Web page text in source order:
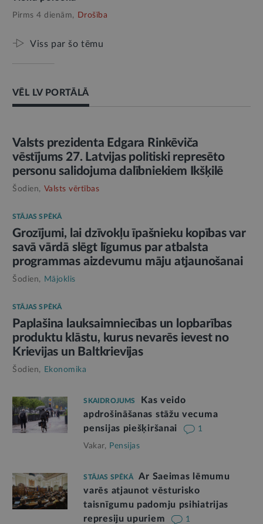
Pirms 4 dienām, Drošība
Viss par šo tēmu
VĒL LV PORTĀLĀ
AMATPERSONAS RUNA
Valsts prezidenta Edgara Rinkēviča
vēstījums 27. Latvijas politiski represēto
personu salidojuma dalībniekiem Ikšķilē
Šodien, Valsts vērtības
STĀJAS SPĒKĀ
Grozījumi, lai dzīvokļu īpašnieku kopības var
savā vārdā slēgt līgumus par atbalsta
programmas aizdevumu māju atjaunošanai
Šodien, Mājoklis
STĀJAS SPĒKĀ
Paplašina lauksaimniecības un lopbarības
produktu klāstu, kurus nevarēs ievest no
Krievijas un Baltkrievijas
Šodien, Ekonomika
SKAIDROJUMS
Kas veido
apdrošināšanas stāžu vecuma
pensijas piešķiršanai
1
Vakar, Pensijas
STĀJAS SPĒKĀ
Ar Saeimas lēmumu
varēs atjaunot vēsturisko
taisnīgumu padomju psihiatrijas
represiju upuriem
1